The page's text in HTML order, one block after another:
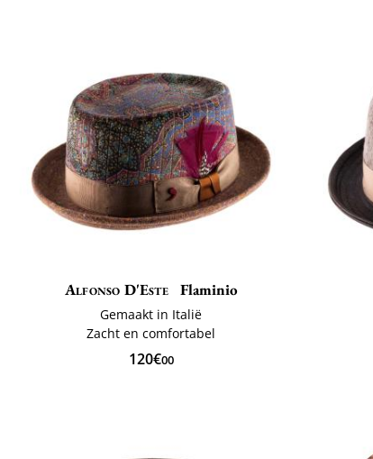
Alfonso D'Este Flaminio
Gemaakt in Italië
Zacht en comfortabel
120€00